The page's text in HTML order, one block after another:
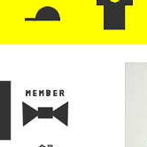
・レザーシューズ/スニーカー
・プリントTシ
・バンド/ツア
・キャラクター
・Nike/adidas/
・チャンピオン
・サーフ/スケ
・ボーダー/総
・フットボー
・タンクトッ